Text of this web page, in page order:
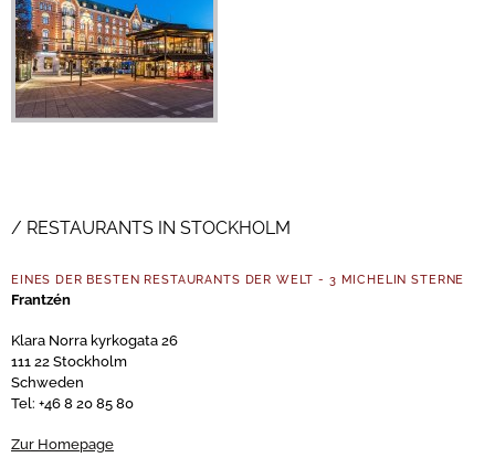
RESTAURANTS IN STOCKHOLM
EINES DER BESTEN RESTAURANTS DER WELT - 3 MICHELIN STERNE
Frantzén
Klara Norra kyrkogata 26
111 22 Stockholm
Schweden
Tel: +46 8 20 85 80
Zur Homepage